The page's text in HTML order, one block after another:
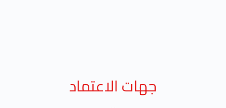
جهات الاعتماد